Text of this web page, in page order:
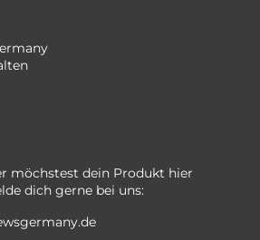
möchstest dein Produkt hier
dich gerne bei uns: